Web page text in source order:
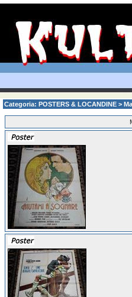
Categoria: POSTERS & LOCANDINE >